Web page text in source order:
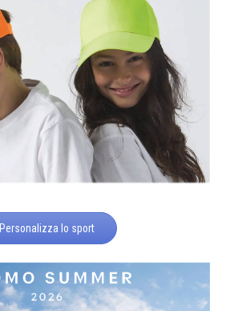
Personalizza lo sport